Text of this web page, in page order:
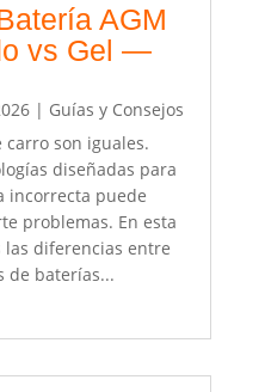
AGM
vs Gel —
| Guías y Consejos
son iguales.
diseñadas para
incorrecta puede
problemas. En esta
diferencias entre
de baterías...